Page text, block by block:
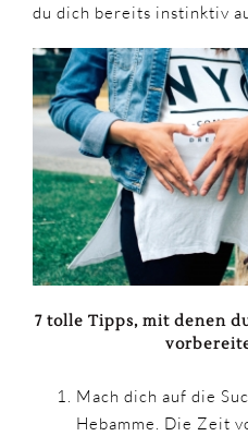
du dich bereits instinktiv
7 tolle Tipps, mit denen
Mach dich auf die
Hebamme. Die Zeit